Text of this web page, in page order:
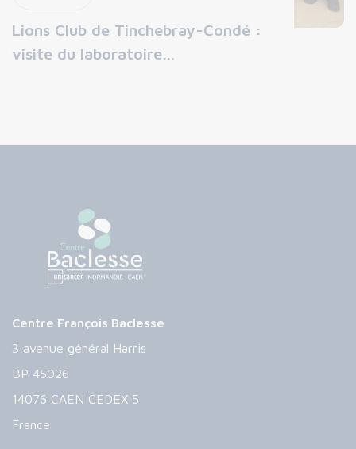
Lions Club de Tinchebray-Condé :
visite du laboratoire…
Centre François Baclesse
3 avenue général Harris
BP 45026
14076 CAEN CEDEX 5
France